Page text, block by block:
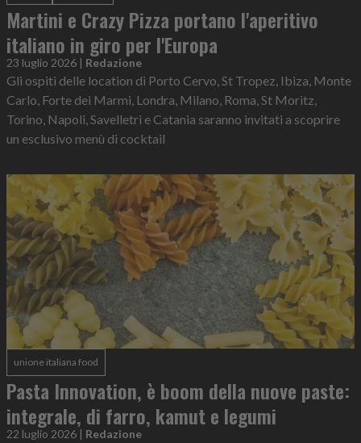
Martini e Crazy Pizza portano l'aperitivo
italiano in giro per l'Europa
23 luglio 2026 | Redazione
Gli ospiti delle location di Porto Cervo, St Tropez, Ibiza, Monte
Carlo, Forte dei Marmi, Londra, Milano, Roma, St Moritz,
Torino, Napoli, Savelletri e Catania saranno invitati a scoprire
un esclusivo menù di cocktail
unione italiana food
Pasta Innovation, è boom della nuove paste:
integrale, di farro, kamut e legumi
22 luglio 2026 | Redazione